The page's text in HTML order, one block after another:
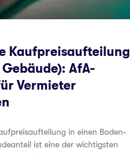
Kaufpreisaufteilung
AfA-
Vermieter
in einen Boden-
ist eine der wichtigsten